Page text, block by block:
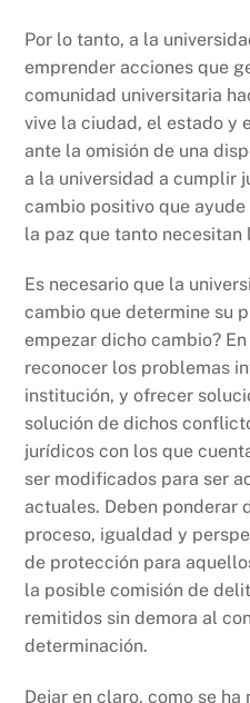
Por lo tanto, a la
emprender acciones que
comunidad universitaria
vive la ciudad, el estado y
ante la omisión de una
a la universidad a cumplir
cambio positivo que
la paz que tanto necesitan
Es necesario que la
cambio que determine su
empezar dicho cambio?
reconocer los problemas
institución, y ofrecer
solución de dichos
jurídicos con los que
ser modificados para ser
actuales. Deben ponderar
proceso, igualdad y
de protección para
la posible comisión de
remitidos sin demora al
determinación.
Dejar en claro, como se ha